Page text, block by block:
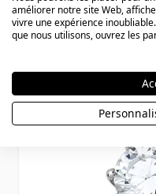
82,90 €
améliorer notre site Web,
vivre une expérience
que nous utilisons, ouvrez les